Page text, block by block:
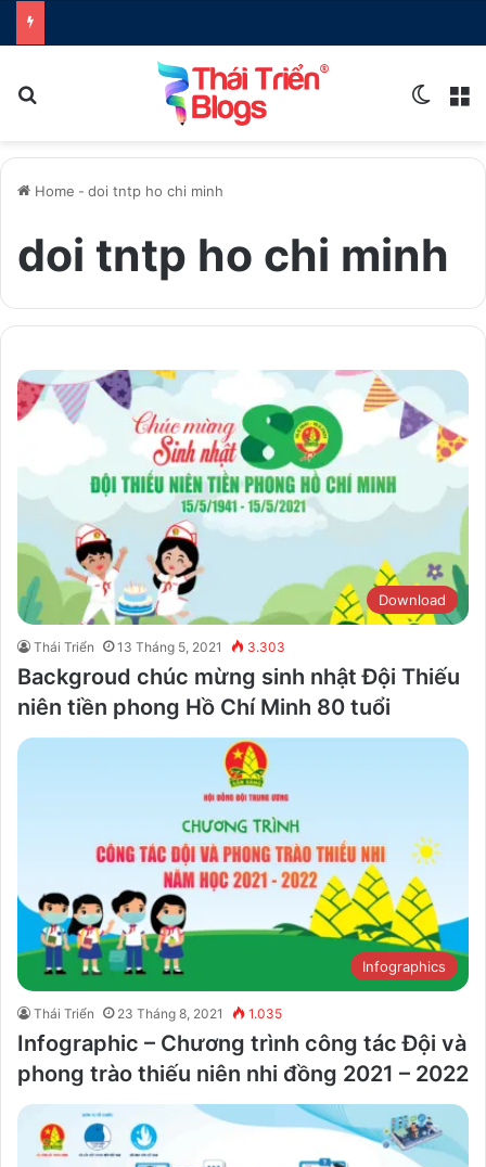
Home - doi tntp ho chi minh
doi tntp ho chi minh
Download
Thái Triển 13 Tháng 5, 2021 3.303
Backgroud chúc mừng sinh nhật Đội Thiếu
niên tiền phong Hồ Chí Minh 80 tuổi
Infographics
Thái Triển 23 Tháng 8, 2021 1.035
Infographic – Chương trình công tác Đội và
phong trào thiếu niên nhi đồng 2021 – 2022